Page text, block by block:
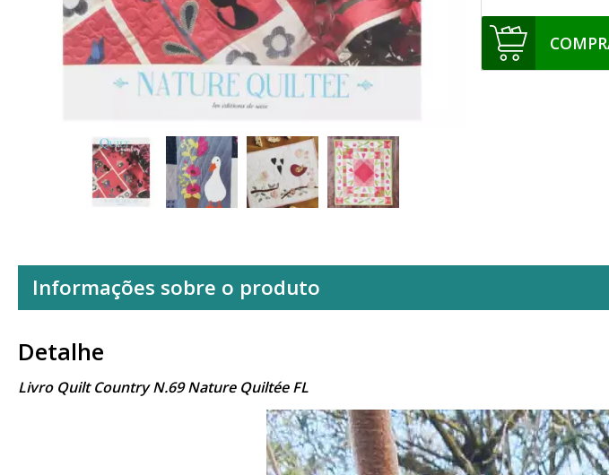
Informações sobre o produto
Detalhe
Livro Quilt Country N.69 Nature Quiltée FL